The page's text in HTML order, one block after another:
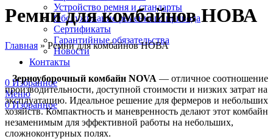
Устройство ремня и стандарты
Обслуживание ременного привода
Сертификаты
Гарантийные обязательства
Новости
Контакты
0 Избранное
Меню
0Избранное
Ремни для комбайнов НОВА
Главная »Ремни для комбайнов НОВА
Зерноуборочный комбайн NOVA — отличное соотношение
производительности, доступной стоимости и низких затрат на
эксплуатацию. Идеальное решение для фермеров и небольших
хозяйств. Компактность и маневренность делают этот комбайн
незаменимым для эффективной работы на небольших,
сложноконтурных полях.